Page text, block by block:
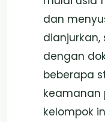
dan
dianjurkan,
dengan
beberapa
keamanan
kelompok